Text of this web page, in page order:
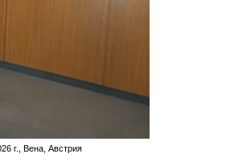
г., Вена, Австрия